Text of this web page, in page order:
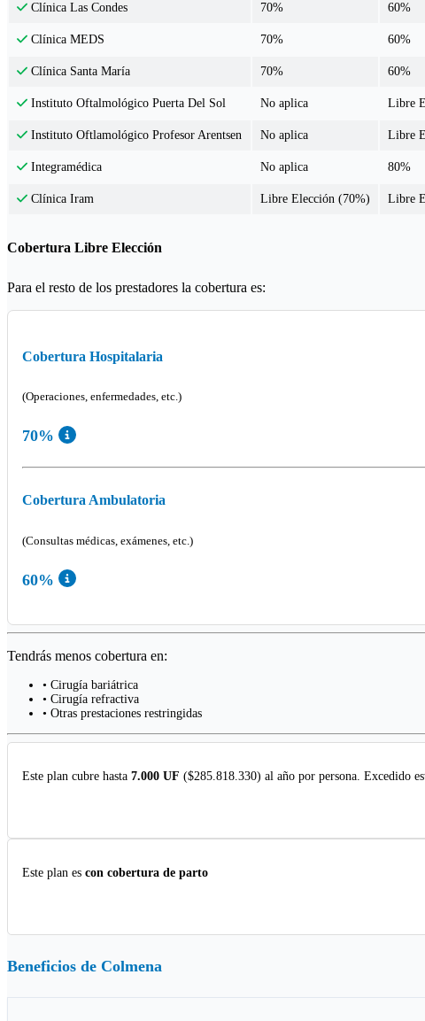
Clínica Las Condes 70% 60%
Clínica MEDS 70% 60%
Clínica Santa María 70% 60%
Instituto Oftalmológico Puerta Del Sol No aplica Libre
Instituto Oftlamológico Profesor Arentsen No aplica Libre
Integramédica No aplica 80%
Clínica Iram Libre Elección (70%) Libre
Cobertura Libre Elección
Para el resto de los prestadores la cobertura es:
Cobertura Hospitalaria
(Operaciones, enfermedades, etc.)
70%
Cobertura Ambulatoria
(Consultas médicas, exámenes, etc.)
60%
Tendrás menos cobertura en:
• Cirugía bariátrica
• Cirugía refractiva
• Otras prestaciones restringidas
Este plan cubre hasta 7.000 UF ($285.818.330) al año por persona. Excedido
Este plan es con cobertura de parto
Beneficios de Colmena